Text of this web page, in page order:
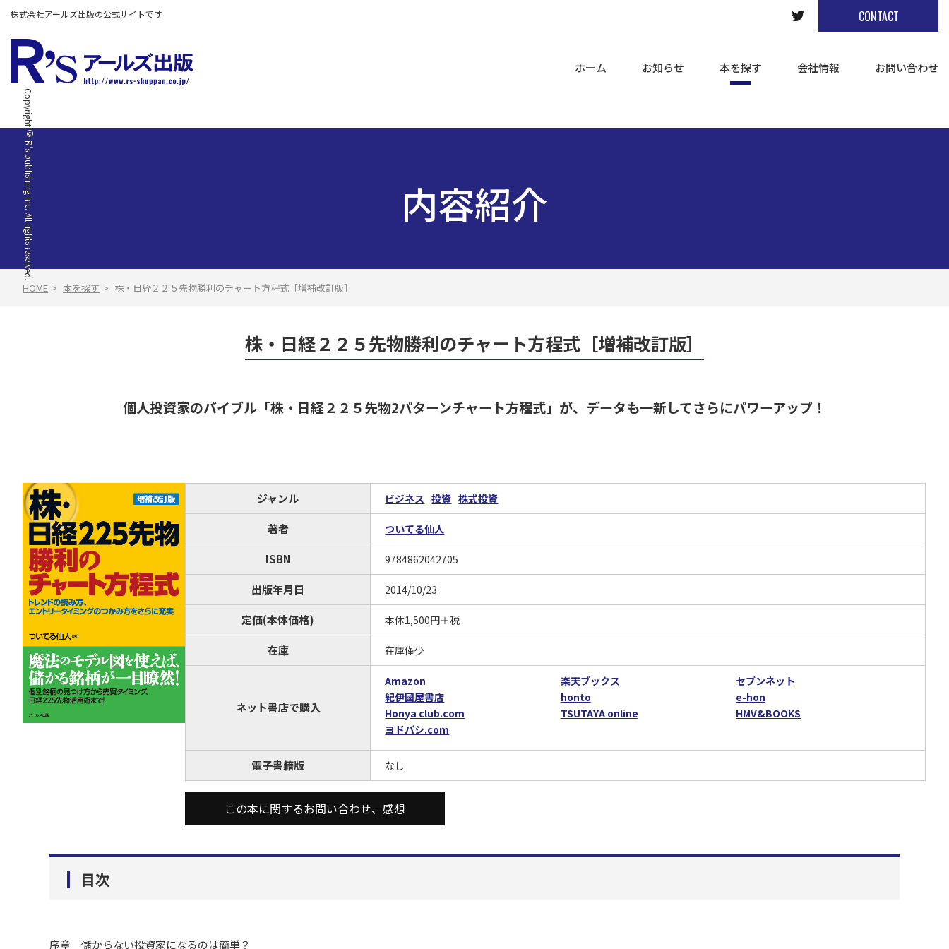
株式会社アールズ出版の公式サイトです CONTACT
ホーム お知らせ 本を探す 会社情報 お問い合わせ
内容紹介
HOME 本を探す 株・日経２２５先物勝利のチャート方程式［増補改訂版］
株・日経２２５先物勝利のチャート方程式［増補改訂版］
個人投資家のバイブル「株・日経２２５先物2パターンチャート方程式」が、データも一新してさらにパワーアップ！
ジャンル ビジネス 投資 株式投資
著者 ついてる仙人
ISBN 9784862042705
出版年月日 2014/10/23
定価(本体価格) 本体1,500円＋税
在庫 在庫僅少
ネット書店で購入
Amazon 楽天ブックス
セブンネット
紀伊國屋書店
honto
e-hon
Honya club.com
TSUTAYA online
HMV&BOOKS
ヨドバシ.com
電子書籍版 なし
この本に関するお問い合わせ、感想
目次
序章 儲からない投資家になるのは簡単？
Copyright © R's publishing Inc. All rights reserved.